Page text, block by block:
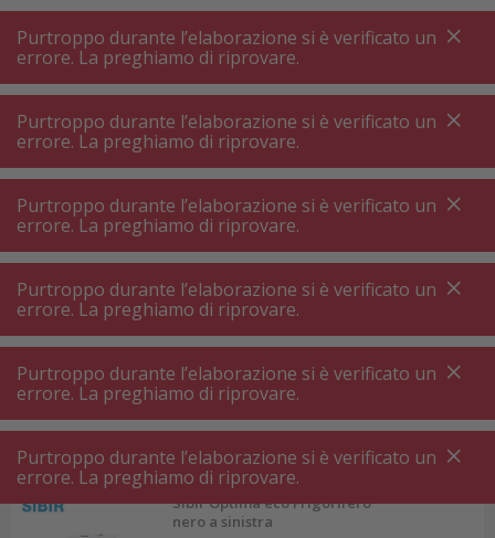
A +++
A+++
A +++
A+++
MyPost
MyPost
MENU RICERCA
Frigorifero da incasso
Frigorifero da incasso 55 cm decorabile
Frigorifero da incasso 55 cm decorabile
Filtri prodotto
Ordinare per
Sibir Optima eco Frigorifero
nero a sinistra
Purtroppo durante l’elaborazione si è verificato un
errore. La preghiamo di riprovare.
Purtroppo durante l’elaborazione si è verificato un
errore. La preghiamo di riprovare.
Purtroppo durante l’elaborazione si è verificato un
errore. La preghiamo di riprovare.
Purtroppo durante l’elaborazione si è verificato un
errore. La preghiamo di riprovare.
Purtroppo durante l’elaborazione si è verificato un
errore. La preghiamo di riprovare.
Purtroppo durante l’elaborazione si è verificato un
errore. La preghiamo di riprovare.